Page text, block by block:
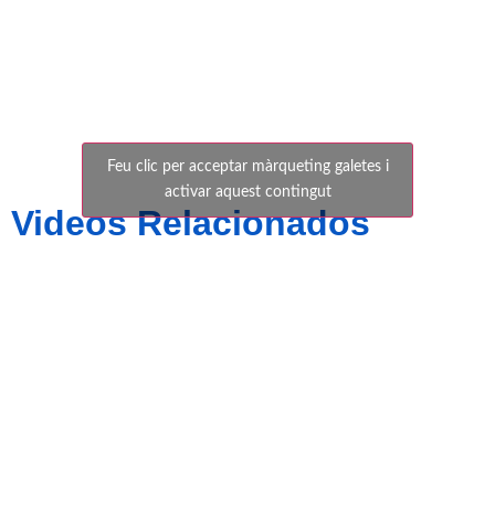
Feu clic per acceptar màrqueting galetes i
activar aquest contingut
Videos Relacionados